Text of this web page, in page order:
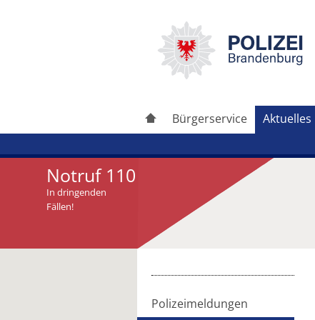
Bürgerservice Aktuelles
Notruf 110
In dringenden
Fällen!
Polizeimeldungen
Artikel weiterleiten